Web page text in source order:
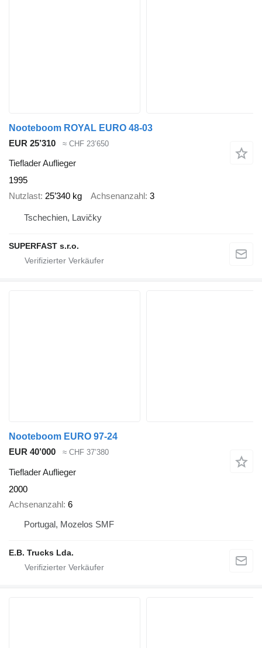
Nooteboom ROYAL EURO 48-03
EUR 25’310
≈ CHF 23’650
Tieflader Auflieger
1995
Nutzlast 25’340 kg Achsenanzahl 3
Tschechien, Lavičky
SUPERFAST s.r.o.
Nooteboom EURO 97-24
EUR 40’000
≈ CHF 37’380
Tieflader Auflieger
2000
Achsenanzahl 6
Portugal, Mozelos SMF
E.B. Trucks Lda.